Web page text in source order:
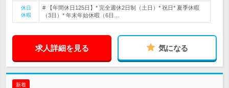
休日
休暇
# 【年間休日125日】* 完全週休2日制（土日）* 祝日* 夏季休暇
（3日）* 年末年始休暇（6日…
求人詳細を見る 気になる
新着